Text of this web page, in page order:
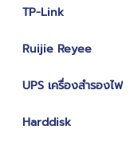
TP-Link
Ruijie Reyee
UPS เครื่องสำรองไฟ
Harddisk